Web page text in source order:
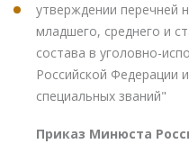
утверждении перечней
младшего, среднего и
состава в уголовно-
Российской Федерации
специальных званий"
Приказ Минюста